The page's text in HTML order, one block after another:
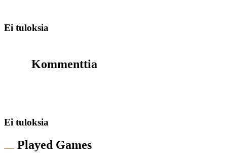
Ei tuloksia
Kommenttia
Ei tuloksia
Played Games